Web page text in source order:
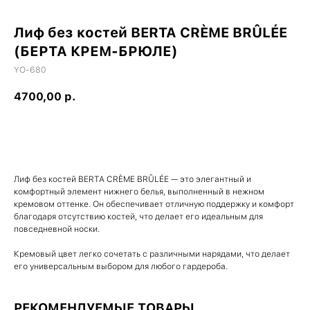
Лиф без костей BERTA CRÈME BRÛLÉE
(БЕРТА КРЕМ-БРЮЛЕ)
YO-680
4700,00 р.
Лиф без костей BERTA CRÈME BRÛLÉE — это элегантный и
комфортный элемент нижнего белья, выполненный в нежном
кремовом оттенке. Он обеспечивает отличную поддержку и комфорт
благодаря отсутствию костей, что делает его идеальным для
повседневной носки.
Кремовый цвет легко сочетать с различными нарядами, что делает
его универсальным выбором для любого гардероба.